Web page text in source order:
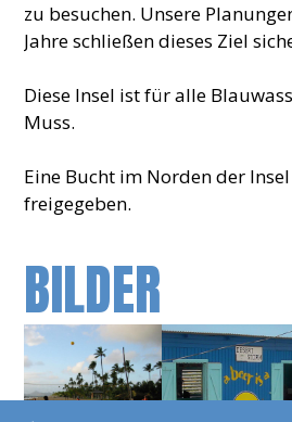
zu besuchen. Unsere
Jahre schließen dieses Ziel
Diese Insel ist für alle
Muss.
Eine Bucht im Norden der
freigegeben.
BILDER